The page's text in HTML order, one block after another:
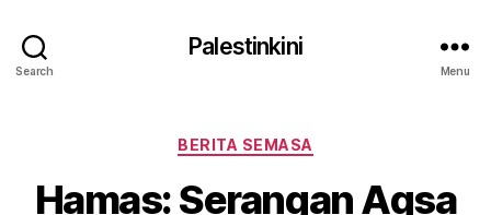
Search
Palestinkini
Menu
Categories
BERITA SEMASA
Hamas: Serangan Aqsa